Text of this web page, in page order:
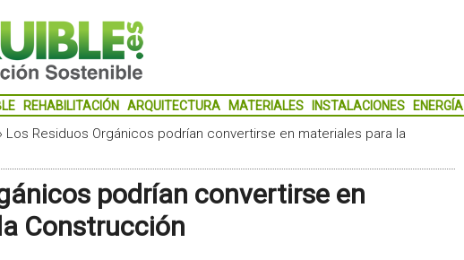
REHABILITACIÓN ARQUITECTURA MATERIALES INSTALACIONES ENERGÍA
Los Residuos Orgánicos podrían convertirse en materiales para la
podrían convertirse en
Construcción